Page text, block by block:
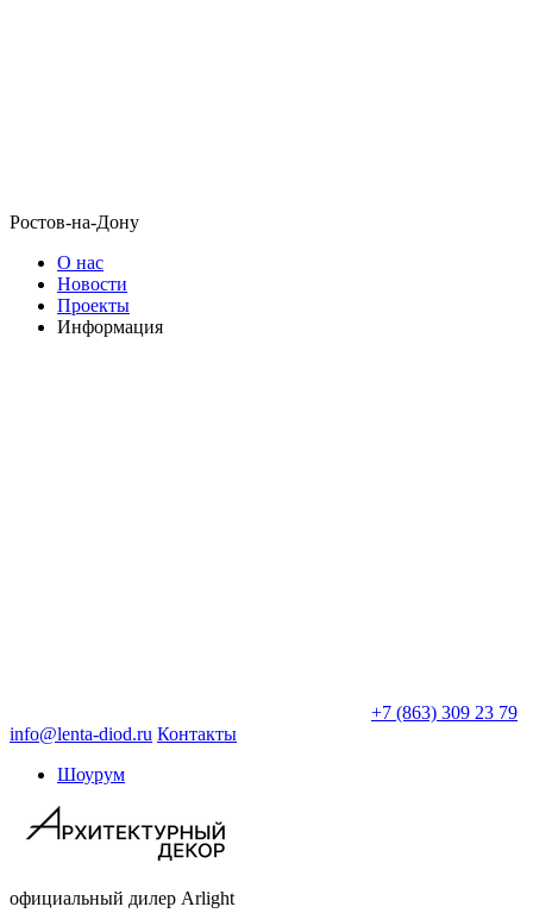
Ростов-на-Дону
О нас
Новости
Проекты
Информация
+7 (863) 309 23 79
info@lenta-diod.ru Контакты
Шоурум
официальный дилер Arlight